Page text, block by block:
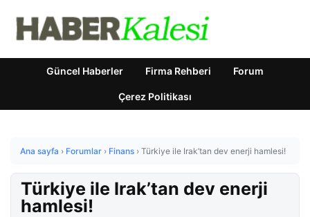
Güncel Haberler Firma Rehberi Forum
Çerez Politikası
Ana sayfa › Forumlar › Finans › Türkiye ile Irak’tan dev enerji hamlesi!
Türkiye ile Irak’tan dev enerji
hamlesi!